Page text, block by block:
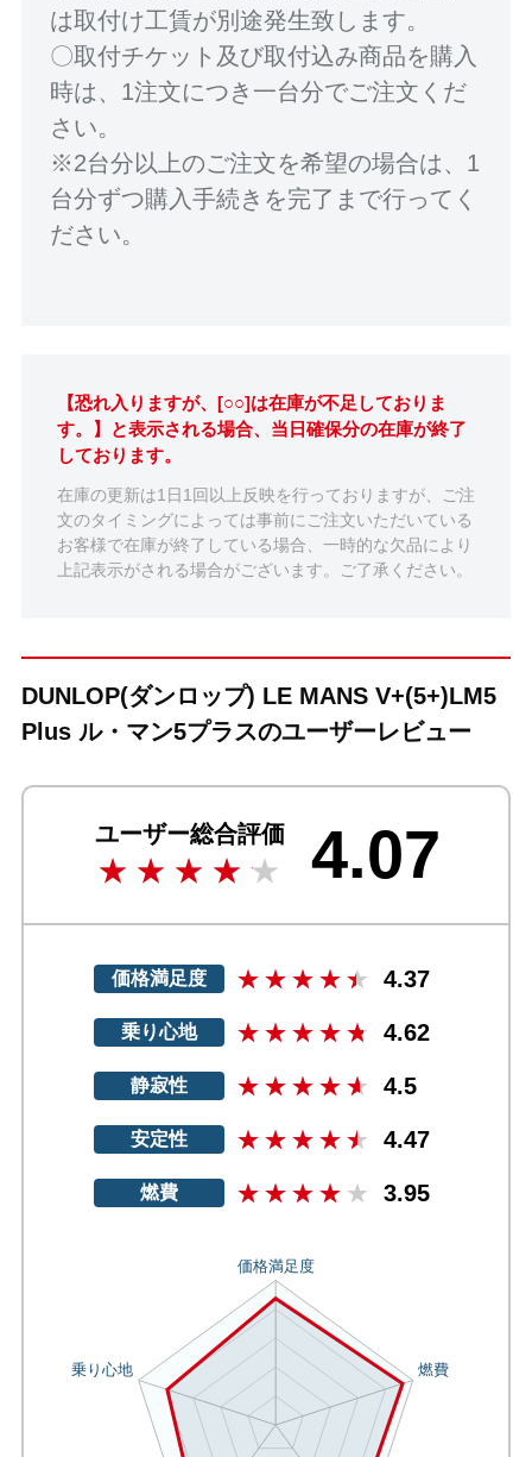
は取付け工賃が別途発生致します。
〇取付チケット及び取付込み商品を購入
時は、1注文につき一台分でご注文くだ
さい。
※2台分以上のご注文を希望の場合は、1
台分ずつ購入手続きを完了まで行ってく
ださい。
【恐れ入りますが、[○○]は在庫が不足しておりま
す。】と表示される場合、当日確保分の在庫が終了
しております。
在庫の更新は1日1回以上反映を行っておりますが、ご注
文のタイミングによっては事前にご注文いただいている
お客様で在庫が終了している場合、一時的な欠品により
上記表示がされる場合がございます。ご了承ください。
DUNLOP(ダンロップ) LE MANS V+(5+)LM5
Plus ル・マン5プラスのユーザーレビュー
ユーザー総合評価 4.07
価格満足度 4.37
乗り心地 4.62
静寂性 4.5
安定性 4.47
燃費 3.95